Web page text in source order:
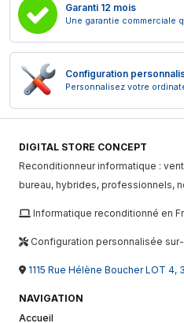
Garanti 12 mois
Une garantie commerciale
Configuration
Personnalisez votre
DIGITAL STORE CONCEPT
Reconditionneur informatique :
bureau, hybrides, professionnels,
Informatique reconditionné en
Configuration personnalisée
1115 Rue Hélène Boucher LOT 4,
NAVIGATION
Accueil